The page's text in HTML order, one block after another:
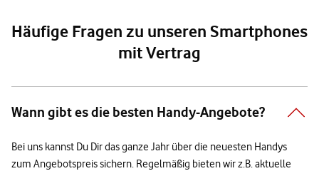
Häufige Fragen zu unseren Smartphones
mit Vertrag
Wann gibt es die besten Handy-Angebote?
Bei uns kannst Du Dir das ganze Jahr über die neuesten Handys
zum Angebotspreis sichern. Regelmäßig bieten wir z.B. aktuelle